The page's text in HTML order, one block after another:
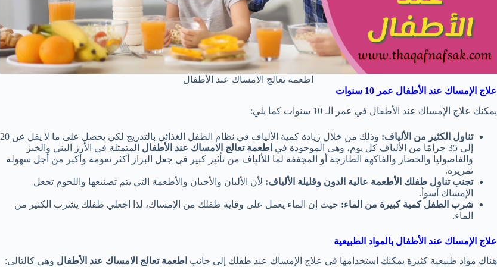
اطعمة تعالج الامساك عند الأطفال
علاج الإمساك عند الأطفال عمر 10 سنوات
يمكنك علاج الإمساك عند الأطفال في عمر الـ 10 سنوات كما يلي:
تناول الكثير من الألياف:
وذلك من خلال زيادة كمية الألياف في نظام الطفل الغذائي بالتدريج لكي يحصل على ما لا يقل عن 20
إلى 35 جرامًا من الألياف كل يوم، وهي الموجودة في
اطعمة تعالج الامساك عند الأطفال المتمثلة في الأرز البني والخبز
والفاصوليا والخضار والفاكهة الطازجة أو المجففة لما للألياف من تأثير كبير في جعل البراز أكثر نعومة وأكبر من أجل سهولة
تمريره.
تجنب تناول طفلك الأطعمة عالية الدون وقليلة الألياف: لأن الألبان والأجبان والأطعمة التي يتم تصنيعها واللحوم تجعل
الإمساك أسوأ.
شرب الطفل كمية كبيرة من الماء: حيث إن الماء يعمل على وقاية طفلك من الإمساك، لذا اجعلي طفلك يشرب الكثير من
الماء.
علاج الإمساك عند الأطفال بالمواد الطبيعية
هناك مواد طبيعية كثيرة يمكنك استخدامها في علاج الإمساك عند طفلك إلى جانب اطعمة تعالج الامساك عند الأطفال وهي كالتالي: